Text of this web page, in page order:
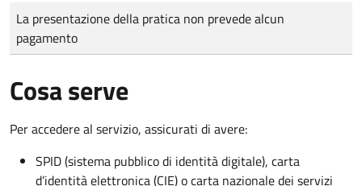
Tipo di pagamento
Importo
La presentazione della pratica non prevede alcun
pagamento
Cosa serve
Per accedere al servizio, assicurati di avere:
SPID (sistema pubblico di identità digitale), carta
d’identità elettronica (CIE) o carta nazionale dei servizi